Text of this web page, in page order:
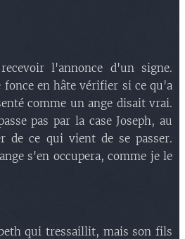
l'annonce d'un signe.
fonce en hâte vérifier si ce qu'a
comme un ange disait vrai.
pas par la case Joseph, au
de ce qui vient de se passer.
s'en occupera, comme je le
qui tressaillit, mais son fils